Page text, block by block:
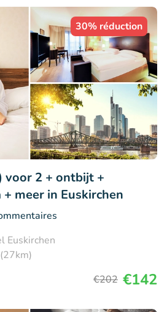
30% réduction
voor 2 + ontbijt +
meer in Euskirchen
Euskirchen
€202 €142